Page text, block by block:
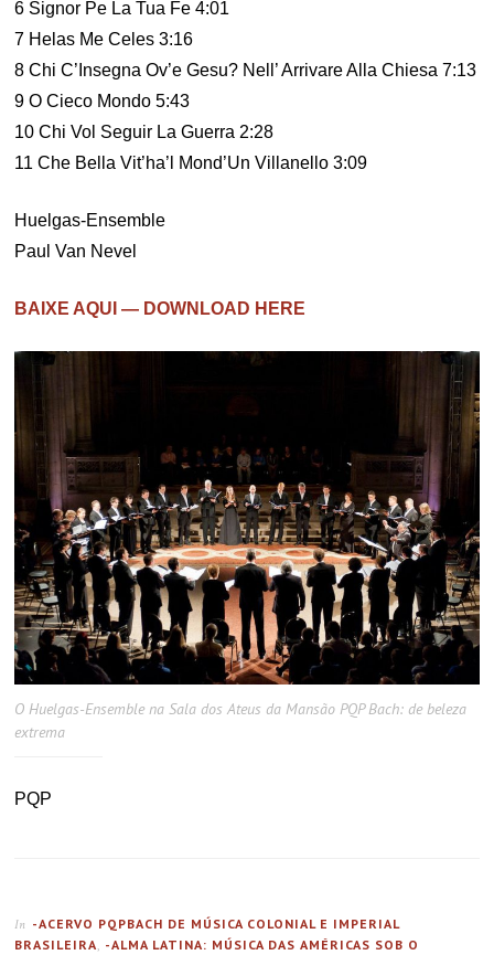
6 Signor Pe La Tua Fe 4:01
7 Helas Me Celes 3:16
8 Chi C’Insegna Ov’e Gesu? Nell’ Arrivare Alla Chiesa 7:13
9 O Cieco Mondo 5:43
10 Chi Vol Seguir La Guerra 2:28
11 Che Bella Vit’ha’l Mond’Un Villanello 3:09
Huelgas-Ensemble
Paul Van Nevel
BAIXE AQUI — DOWNLOAD HERE
O Huelgas-Ensemble na Sala dos Ateus da Mansão PQP Bach: de beleza
extrema
PQP
In -ACERVO PQPBACH DE MÚSICA COLONIAL E IMPERIAL
BRASILEIRA, -ALMA LATINA: MÚSICA DAS AMÉRICAS SOB O